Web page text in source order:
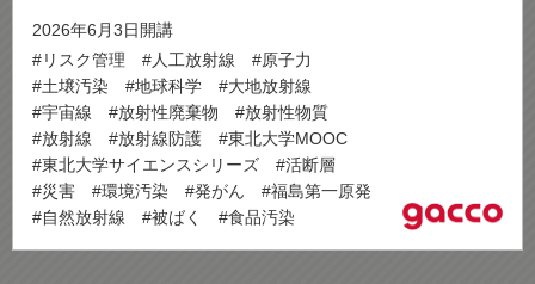
2026年6月3日開講
#リスク管理
#人工放射線
#原子力
#土壌汚染
#地球科学
#大地放射線
#宇宙線
#放射性廃棄物
#放射性物質
#放射線
#放射線防護
#東北大学MOOC
#東北大学サイエンスシリーズ
#活断層
#災害
#環境汚染 #発がん
#福島第一原発
#自然放射線
#被ばく #食品汚染